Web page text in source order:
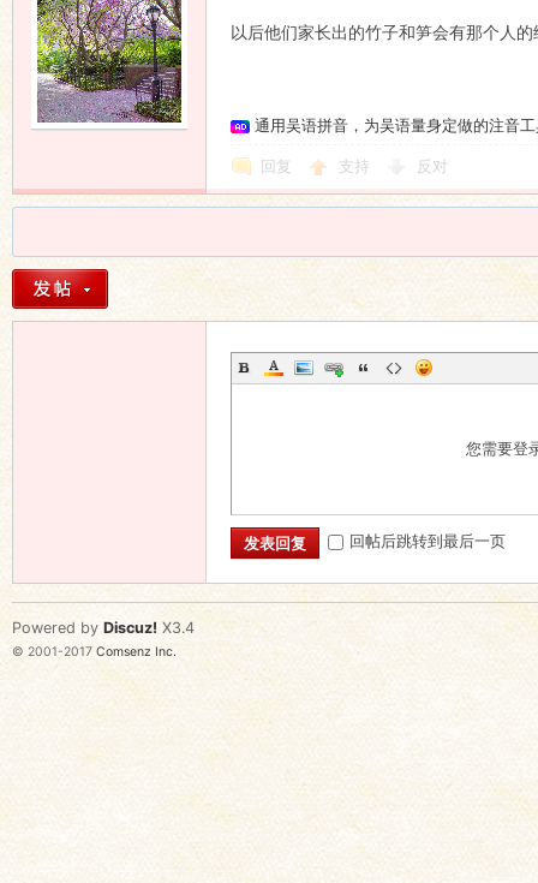
以后他们家长出的竹子和笋会有那个人
通用吴语拼音，为吴语量身定做的注音
回复 支持 反对
您需要登
发表回复 回帖后跳转到最后一页
Powered by Discuz! X3.4
© 2001-2017 Comsenz Inc.